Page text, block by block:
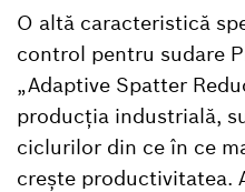
O altă caracteristică
control pentru sudare
„Adaptive Spatter
producția industrială,
ciclurilor din ce în ce
crește productivitatea.